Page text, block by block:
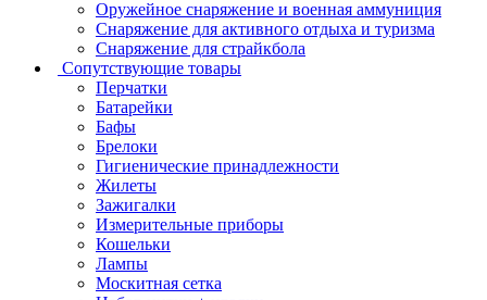
Оружейное снаряжение и военная аммуниция
Снаряжение для активного отдыха и туризма
Снаряжение для страйкбола
Сопутствующие товары
Перчатки
Батарейки
Бафы
Брелоки
Гигиенические принадлежности
Жилеты
Зажигалки
Измерительные приборы
Кошельки
Лампы
Москитная сетка